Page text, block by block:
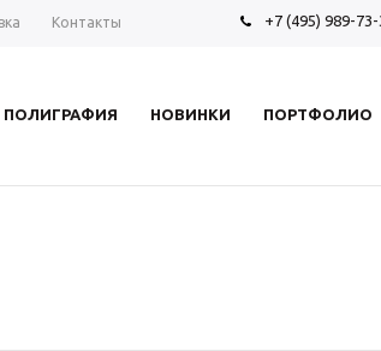
Контакты +7 (495) 989-
ПОЛИГРАФИЯ НОВИНКИ ПОРТФОЛИО